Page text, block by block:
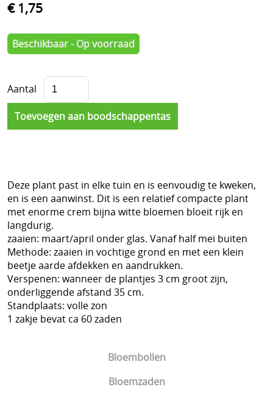
Bloembollen
Bloemzaden
€ 1,75
Beschikbaar - Op voorraad
Aantal
Deze plant past in elke tuin en is eenvoudig te kweken,
en is een aanwinst. Dit is een relatief compacte plant
met enorme crem bijna witte bloemen bloeit rijk en
langdurig.
zaaien: maart/april onder glas. Vanaf half mei buiten
Methode: zaaien in vochtige grond en met een klein
beetje aarde afdekken en aandrukken.
Verspenen: wanneer de plantjes 3 cm groot zijn,
onderliggende afstand 35 cm.
Standplaats: volle zon
1 zakje bevat ca 60 zaden